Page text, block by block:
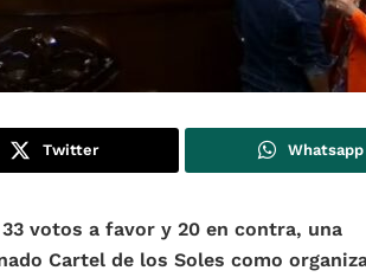
Twitter Whatsapp
votos a favor y 20 en contra, una
Cartel de los Soles como